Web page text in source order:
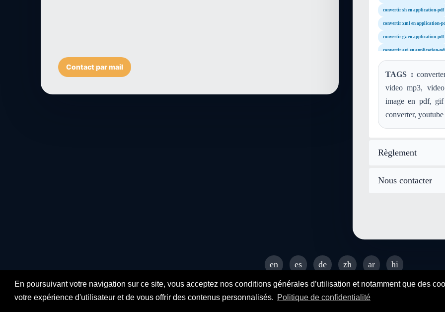
En poursuivant votre navigation sur ce site, vous acceptez nos conditions générales d’utilisation et notamment que des
votre expérience d'utilisateur et de vous offrir des contenus personnalisés. Politique de confidentialité
Contact par mail
convertir sh en application-pdf
convertir xml en application-
convertir gz en application-pdf
convertir avi en application-
convertir m4a en application-
convertir mp3 en application-
convertir wma en application-
convertir mod en application-
convertir image-webp en
TAGS :
video mp3,
image en pdf,
converter,
Règlement
Nous contacter
en es de zh ar
hi
© 2026 SENDEYO - All rights reserved